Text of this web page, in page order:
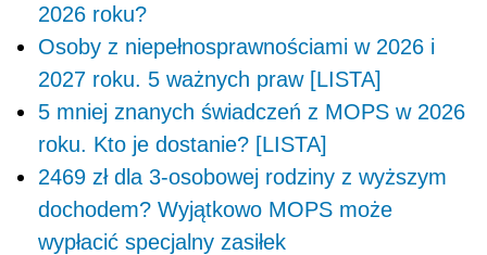
2026 roku?
Osoby z niepełnosprawnościami w 2026 i
2027 roku. 5 ważnych praw [LISTA]
5 mniej znanych świadczeń z MOPS w 2026
roku. Kto je dostanie? [LISTA]
2469 zł dla 3-osobowej rodziny z wyższym
dochodem? Wyjątkowo MOPS może
wypłacić specjalny zasiłek